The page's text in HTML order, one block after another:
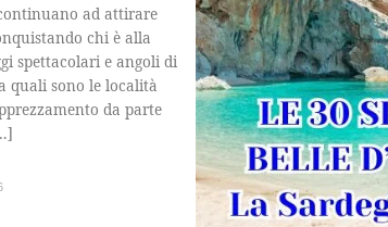
ad attirare
chi è alla
spettacolari e angoli di
quali sono le località
da parte